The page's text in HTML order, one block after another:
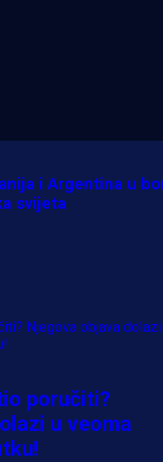
i Argentina u
svijeta
poručiti?
u veoma